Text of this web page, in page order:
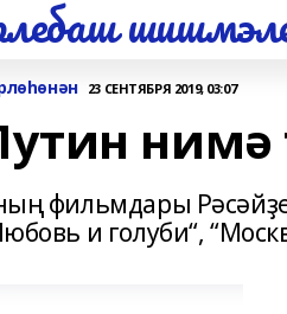
23 СЕНТЯБРЯ 2019, 03:07
фильмдары
и голуби“,